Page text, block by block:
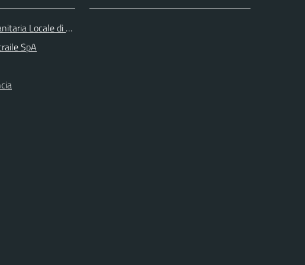
Locale di Collegno e Pinerolo
SpA